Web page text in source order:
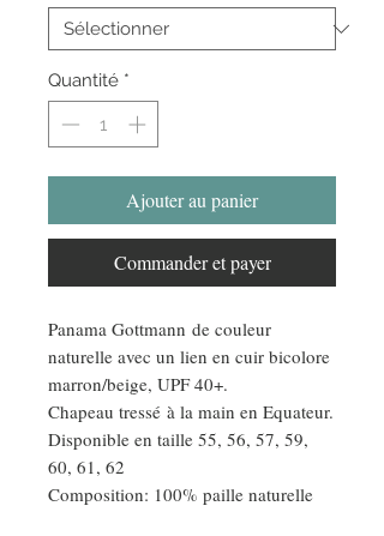
Quantité *
Ajouter au panier
Commander et payer
Panama Gottmann de couleur
naturelle avec un lien en cuir bicolore
marron/beige, UPF 40+.
Chapeau tressé à la main en Equateur.
Disponible en taille 55, 56, 57, 59,
60, 61, 62
Composition: 100% paille naturelle